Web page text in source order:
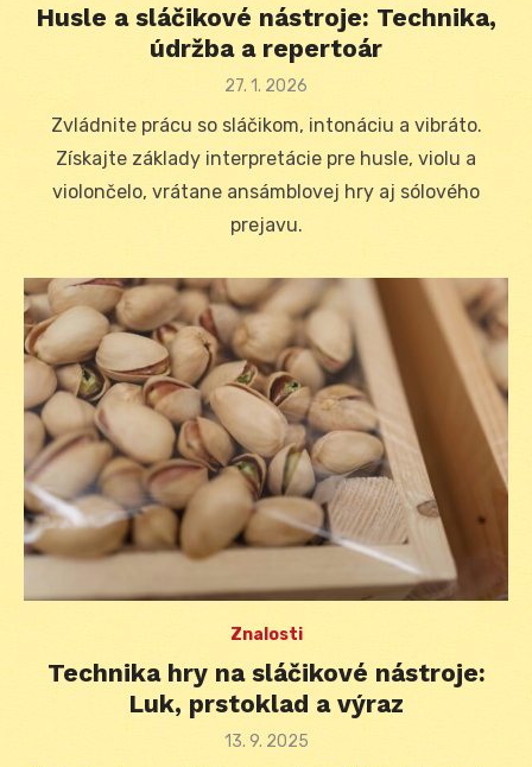
Husle a sláčikové nástroje: Technika,
údržba a repertoár
Posted
27. 1. 2026
Zvládnite prácu so sláčikom, intonáciu a vibráto.
Získajte základy interpretácie pre husle, violu a
violončelo, vrátane ansámblovej hry aj sólového
prejavu.
Znalosti
Technika hry na sláčikové nástroje:
Luk, prstoklad a výraz
Posted
13. 9. 2025